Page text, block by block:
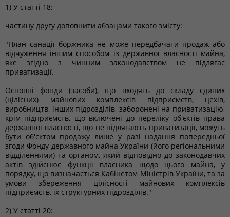
1) У статті 18:
частину другу доповнити абзацами такого змісту:
"План санації боржника не може передбачати продаж або
відчуження іншим способом із державної власності майна,
яке згідно з чинним законодавством не підлягає
приватизації.
Основні фонди (засоби), що входять до складу єдиних
(цілісних) майнових комплексів підприємств, цехів,
виробництв, інших підрозділів, заборонені на приватизацію,
крім підприємств, що включені до переліку об'єктів права
державної власності, що не підлягають приватизації, можуть
бути об'єктом продажу лише у разі надання попередньої
згоди Фонду державного майна України (його регіональними
відділеннями) та органом, який відповідно до законодавчих
актів здійснює функції власника щодо цього майна, у
порядку, що визначається Кабінетом Міністрів України, та за
умови збереження цілісності майнових комплексів
підприємств, їх структурних підрозділів."
2) У статті 20: